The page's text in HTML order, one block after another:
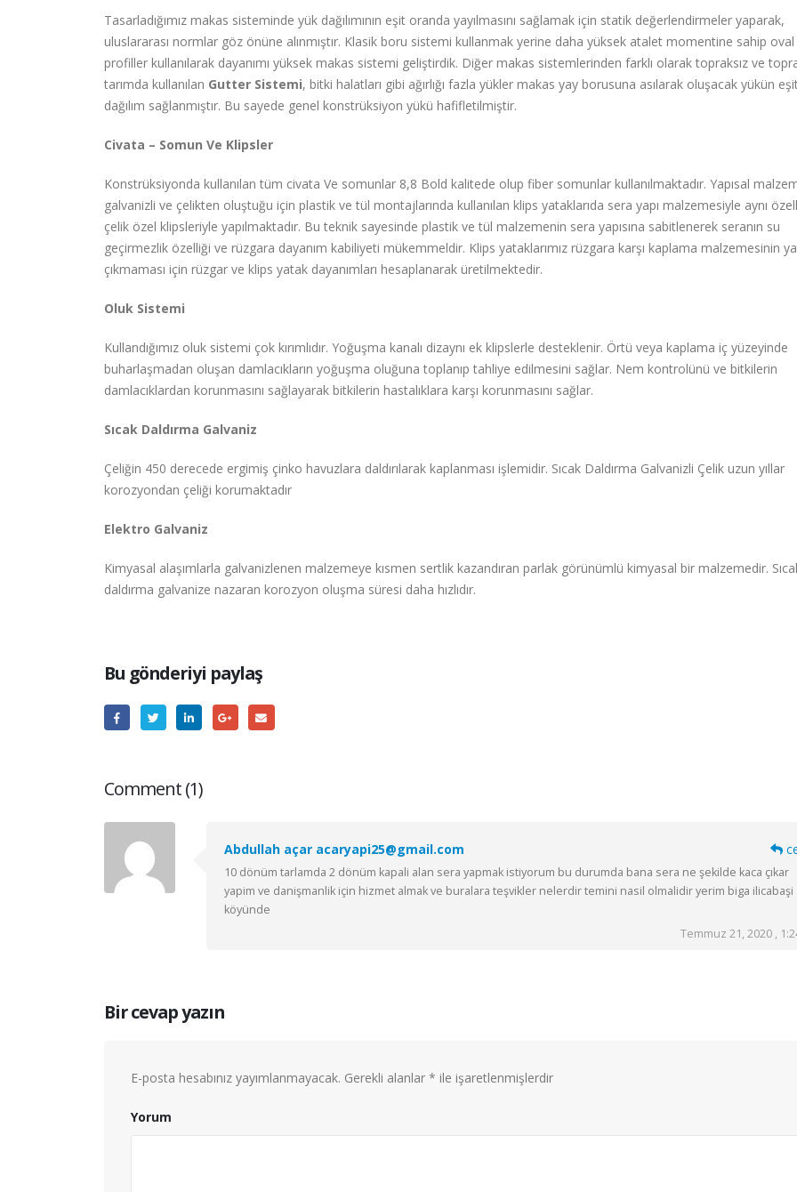
Tasarladığımız makas sisteminde yük dağılımının eşit oranda yayılmasını sağlamak için statik değerlendirmeler yaparak,
uluslararası normlar göz önüne alınmıştır. Klasik boru sistemi kullanmak yerine daha yüksek atalet momentine sahip oval
profiller kullanılarak dayanımı yüksek makas sistemi geliştirdik. Diğer makas sistemlerinden farklı olarak topraksız ve
tarımda kullanılan Gutter Sistemi, bitki halatları gibi ağırlığı fazla yükler makas yay borusuna asılarak oluşacak yükün
dağılım sağlanmıştır. Bu sayede genel konstrüksiyon yükü hafifletilmiştir.
Civata – Somun Ve Klipsler
Konstrüksiyonda kullanılan tüm civata Ve somunlar 8,8 Bold kalitede olup fiber somunlar kullanılmaktadır. Yapısal
galvanizli ve çelikten oluştuğu için plastik ve tül montajlarında kullanılan klips yataklarıda sera yapı malzemesiyle aynı
çelik özel klipsleriyle yapılmaktadır. Bu teknik sayesinde plastik ve tül malzemenin sera yapısına sabitlenerek seranın su
geçirmezlik özelliği ve rüzgara dayanım kabiliyeti mükemmeldir. Klips yataklarımız rüzgara karşı kaplama malzemesinin
çıkmaması için rüzgar ve klips yatak dayanımları hesaplanarak üretilmektedir.
Oluk Sistemi
Kullandığımız oluk sistemi çok kırımlıdır. Yoğuşma kanalı dizaynı ek klipslerle desteklenir. Örtü veya kaplama iç yüzeyinde
buharlaşmadan oluşan damlacıkların yoğuşma oluğuna toplanıp tahliye edilmesini sağlar. Nem kontrolünü ve bitkilerin
damlacıklardan korunmasını sağlayarak bitkilerin hastalıklara karşı korunmasını sağlar.
Sıcak Daldırma Galvaniz
Çeliğin 450 derecede ergimiş çinko havuzlara daldırılarak kaplanması işlemidir. Sıcak Daldırma Galvanizli Çelik uzun yıllar
korozyondan çeliği korumaktadır
Elektro Galvaniz
Kimyasal alaşımlarla galvanizlenen malzemeye kısmen sertlik kazandıran parlak görünümlü kimyasal bir malzemedir.
daldırma galvanize nazaran korozyon oluşma süresi daha hızlıdır.
Bu gönderiyi paylaş
Comment (1)
Abdullah açar acaryapi25@gmail.com
10 dönüm tarlamda 2 dönüm kapali alan sera yapmak istiyorum bu durumda bana sera ne şekilde kaca çıkar
yapim ve danişmanlik için hizmet almak ve buralara teşvikler nelerdir temini nasil olmalidir yerim biga ilicabaşi
köyünde
Temmuz 21, 2020 ,
Bir cevap yazın
E-posta hesabınız yayımlanmayacak. Gerekli alanlar * ile işaretlenmişlerdir
Yorum